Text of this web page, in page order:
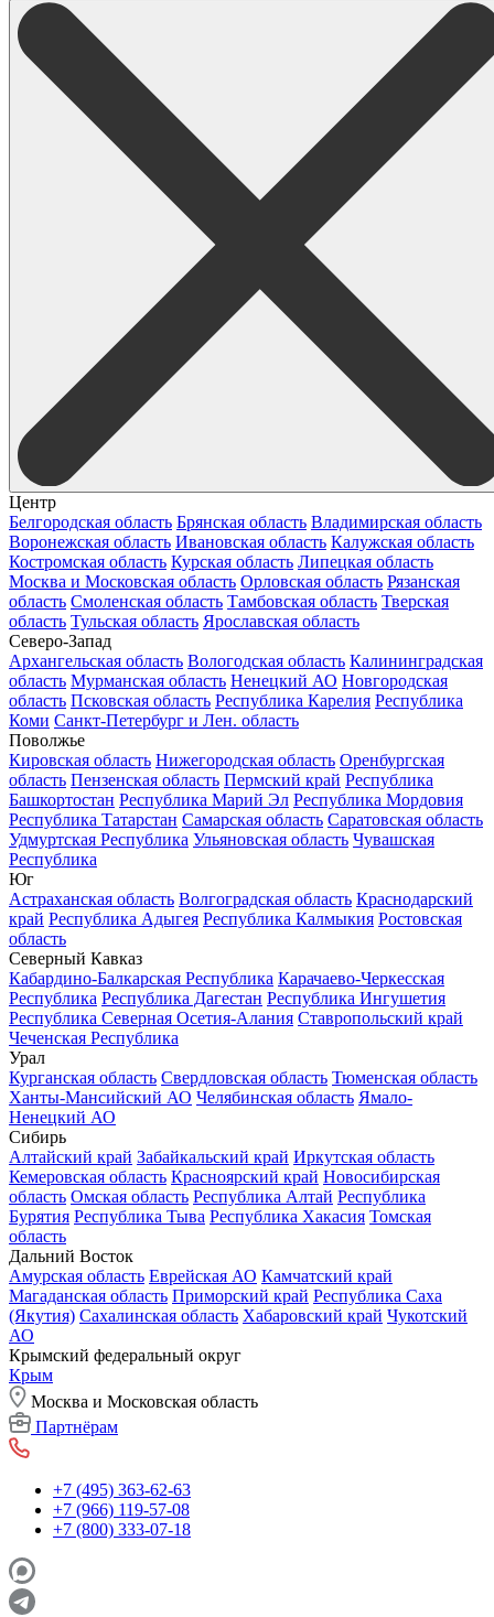
Центр
Белгородская область Брянская область Владимирская область
Воронежская область Ивановская область Калужская область
Костромская область Курская область Липецкая область
Москва и Московская область Орловская область Рязанская
область Смоленская область Тамбовская область Тверская
область Тульская область Ярославская область
Северо-Запад
Архангельская область Вологодская область Калининградская
область Мурманская область Ненецкий АО Новгородская
область Псковская область Республика Карелия Республика
Коми Санкт-Петербург и Лен. область
Поволжье
Кировская область Нижегородская область Оренбургская
область Пензенская область Пермский край Республика
Башкортостан Республика Марий Эл Республика Мордовия
Республика Татарстан Самарская область Саратовская область
Удмуртская Республика Ульяновская область Чувашская
Республика
Юг
Астраханская область Волгоградская область Краснодарский
край Республика Адыгея Республика Калмыкия Ростовская
область
Северный Кавказ
Кабардино-Балкарская Республика Карачаево-Черкесская
Республика Республика Дагестан Республика Ингушетия
Республика Северная Осетия-Алания Ставропольский край
Чеченская Республика
Урал
Курганская область Свердловская область Тюменская область
Ханты-Мансийский АО Челябинская область Ямало-
Ненецкий АО
Сибирь
Алтайский край Забайкальский край Иркутская область
Кемеровская область Красноярский край Новосибирская
область Омская область Республика Алтай Республика
Бурятия Республика Тыва Республика Хакасия Томская
область
Дальний Восток
Амурская область Еврейская АО Камчатский край
Магаданская область Приморский край Республика Саха
(Якутия) Сахалинская область Хабаровский край Чукотский
АО
Крымский федеральный округ
Крым
Москва и Московская область
Партнёрам
+7 (495) 363-62-63
+7 (966) 119-57-08
+7 (800) 333-07-18